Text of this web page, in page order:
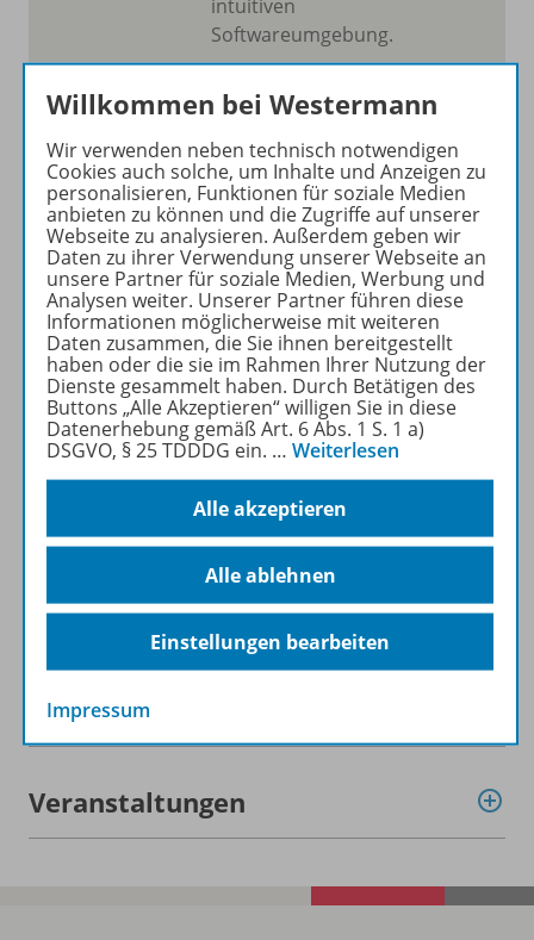
intuitiven
Softwareumgebung.
Mehr erfahren
Produktinformationen
Beschreibung
Zugehörige Produkte
Inhaltsverzeichnis
Empfehlungen der Redaktion
Benachrichtigungs-Service
Veranstaltungen
Willkommen bei Westermann
Wir verwenden neben technisch notwendigen
Cookies auch solche, um Inhalte und Anzeigen zu
personalisieren, Funktionen für soziale Medien
anbieten zu können und die Zugriffe auf unserer
Webseite zu analysieren. Außerdem geben wir
Daten zu ihrer Verwendung unserer Webseite an
unsere Partner für soziale Medien, Werbung und
Analysen weiter. Unserer Partner führen diese
Informationen möglicherweise mit weiteren
Daten zusammen, die Sie ihnen bereitgestellt
haben oder die sie im Rahmen Ihrer Nutzung der
Dienste gesammelt haben. Durch Betätigen des
Buttons „Alle Akzeptieren“ willigen Sie in diese
Datenerhebung gemäß Art. 6 Abs. 1 S. 1 a)
DSGVO, § 25 TDDDG ein. … Weiterlesen
Alle akzeptieren
Alle ablehnen
Einstellungen bearbeiten
Impressum